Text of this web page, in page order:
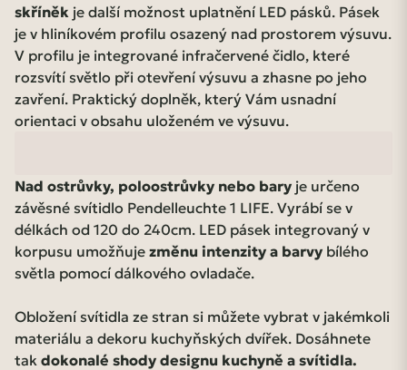
skříněk je další možnost uplatnění LED pásků. Pásek
je v hliníkovém profilu osazený nad prostorem výsuvu.
V profilu je integrované infračervené čidlo, které
rozsvítí světlo při otevření výsuvu a zhasne po jeho
zavření. Praktický doplněk, který Vám usnadní
orientaci v obsahu uloženém ve výsuvu.
Nad ostrůvky, poloostrůvky nebo bary je určeno
závěsné svítidlo Pendelleuchte 1 LIFE. Vyrábí se v
délkách od 120 do 240cm. LED pásek integrovaný v
korpusu umožňuje změnu intenzity a barvy bílého
světla pomocí dálkového ovladače.
Obložení svítidla ze stran si můžete vybrat v jakémkoli
materiálu a dekoru kuchyňských dvířek. Dosáhnete
tak dokonalé shody designu kuchyně a svítidla.